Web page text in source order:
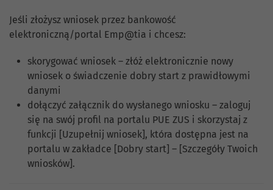
Jeśli złożysz wniosek przez bankowość
elektroniczną/portal Emp@tia i chcesz:
skorygować wniosek – złóż elektronicznie nowy
wniosek o świadczenie dobry start z prawidłowymi
danymi
dołączyć załącznik do wysłanego wniosku – zaloguj
się na swój profil na portalu PUE ZUS i skorzystaj z
funkcji [Uzupełnij wniosek], która dostępna jest na
portalu w zakładce [Dobry start] – [Szczegóły Twoich
wniosków].